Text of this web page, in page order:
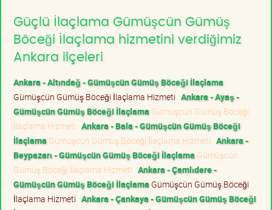
Güçlü İlaçlama Gümüşcün Gümüş
Böceği İlaçlama hizmetini verdiğimiz
Ankara ilçeleri
Ankara - Altındağ - Gümüşcün Gümüş Böceği İlaçlama
Gümüşcün Gümüş Böceği İlaçlama Hizmeti Ankara - Ayaş -
Gümüşcün Gümüş Böceği İlaçlama Gümüşcün Gümüş Böceği
İlaçlama Hizmeti Ankara - Bala - Gümüşcün Gümüş Böceği
İlaçlama Gümüşcün Gümüş Böceği İlaçlama Hizmeti Ankara -
Beypazarı - Gümüşcün Gümüş Böceği İlaçlama Gümüşcün
Gümüş Böceği İlaçlama Hizmeti Ankara - Çamlıdere -
Gümüşcün Gümüş Böceği İlaçlama Gümüşcün Gümüş Böceği
İlaçlama Hizmeti Ankara - Çankaya - Gümüşcün Gümüş Böceği